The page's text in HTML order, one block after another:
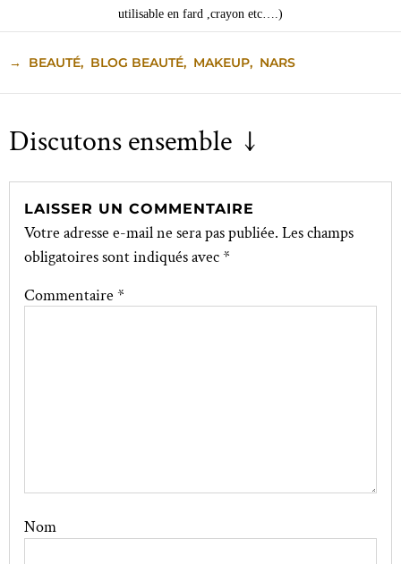
utilisable en fard ,crayon etc….)
→ BEAUTÉ, BLOG BEAUTÉ, MAKEUP, NARS
Discutons ensemble ↓
LAISSER UN COMMENTAIRE
Votre adresse e-mail ne sera pas publiée. Les champs
obligatoires sont indiqués avec*
Commentaire *
Nom